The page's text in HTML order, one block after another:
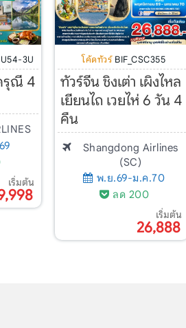
3U
รุณี 4
เริ่มต้น
โค้ดทัวร์ BIF_CSC355
ทัวร์จีน ชิงเต่า เผิงไหล
เยียนไถ เวยไห่ 6 วัน 4
คืน
Shangdong Airlines
(SC)
พ.ย.69-ม.ค.70
ลด 200
เริ่มต้น
26,888